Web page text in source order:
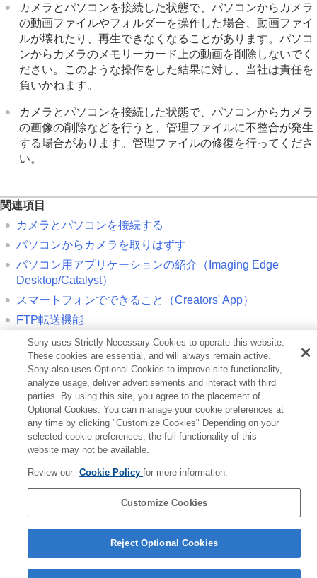
カメラとパソコンを接続した状態で、パソコンからカメラ
の動画ファイルやフォルダーを操作した場合、動画ファイ
ルが壊れたり、再生できなくなることがあります。パソコ
ンからカメラのメモリーカード上の動画を削除しないでく
ださい。このような操作をした結果に対し、当社は責任を
負いかねます。
カメラとパソコンを接続した状態で、パソコンからカメラ
の画像の削除などを行うと、管理ファイルに不整合が発生
する場合があります。管理ファイルの修復を行ってくださ
い。
関連項目
カメラとパソコンを接続する
パソコンからカメラを取りはずす
パソコン用アプリケーションの紹介（Imaging Edge
Desktop/Catalyst）
スマートフォンでできること（Creators' App）
FTP転送機能
管理ファイル修復 （静止画/動画）
コンからカメラを取りはずす
パソコン用アプリケーションの紹介（Imaging
Desktop/
Sony uses Strictly Necessary Cookies to operate this website.
These cookies are essential, and will always remain active.
Sony also uses Optional Cookies to improve site functionality,
analyze usage, deliver advertisements and interact with third
parties. By using this site, you agree to the placement of
Optional Cookies. You can manage your cookie preferences at
any time by clicking "Customize Cookies" Depending on your
selected cookie preferences, the full functionality of this
website may not be available.
Review our Cookie Policyfor more information.
Customize Cookies
Reject Optional Cookies